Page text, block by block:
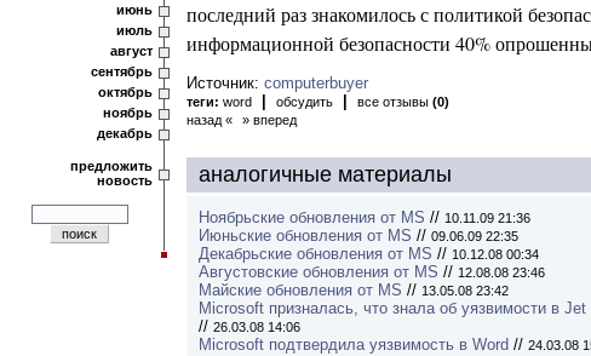
июнь
июль
август
сентябрь
октябрь
ноябрь
декабрь
предложить
новость
последний раз знакомилось с политикой
информационной безопасности 40%
Источник: computerbuyer
теги: word обсудить все отзывы (0)
назад «
» вперед
аналогичные материалы
Ноябрьские обновления от MS // 10.11.09 21:36
Июньские обновления от MS // 09.06.09 22:35
Декабрьские обновления от MS // 10.12.08 00:34
Августовские обновления от MS // 12.08.08 23:46
Майские обновления от MS // 13.05.08 23:42
Microsoft призналась, что знала об уязвимости в Jet
// 26.03.08 14:06
Microsoft подтвердила уязвимость в Word // 24.03.08